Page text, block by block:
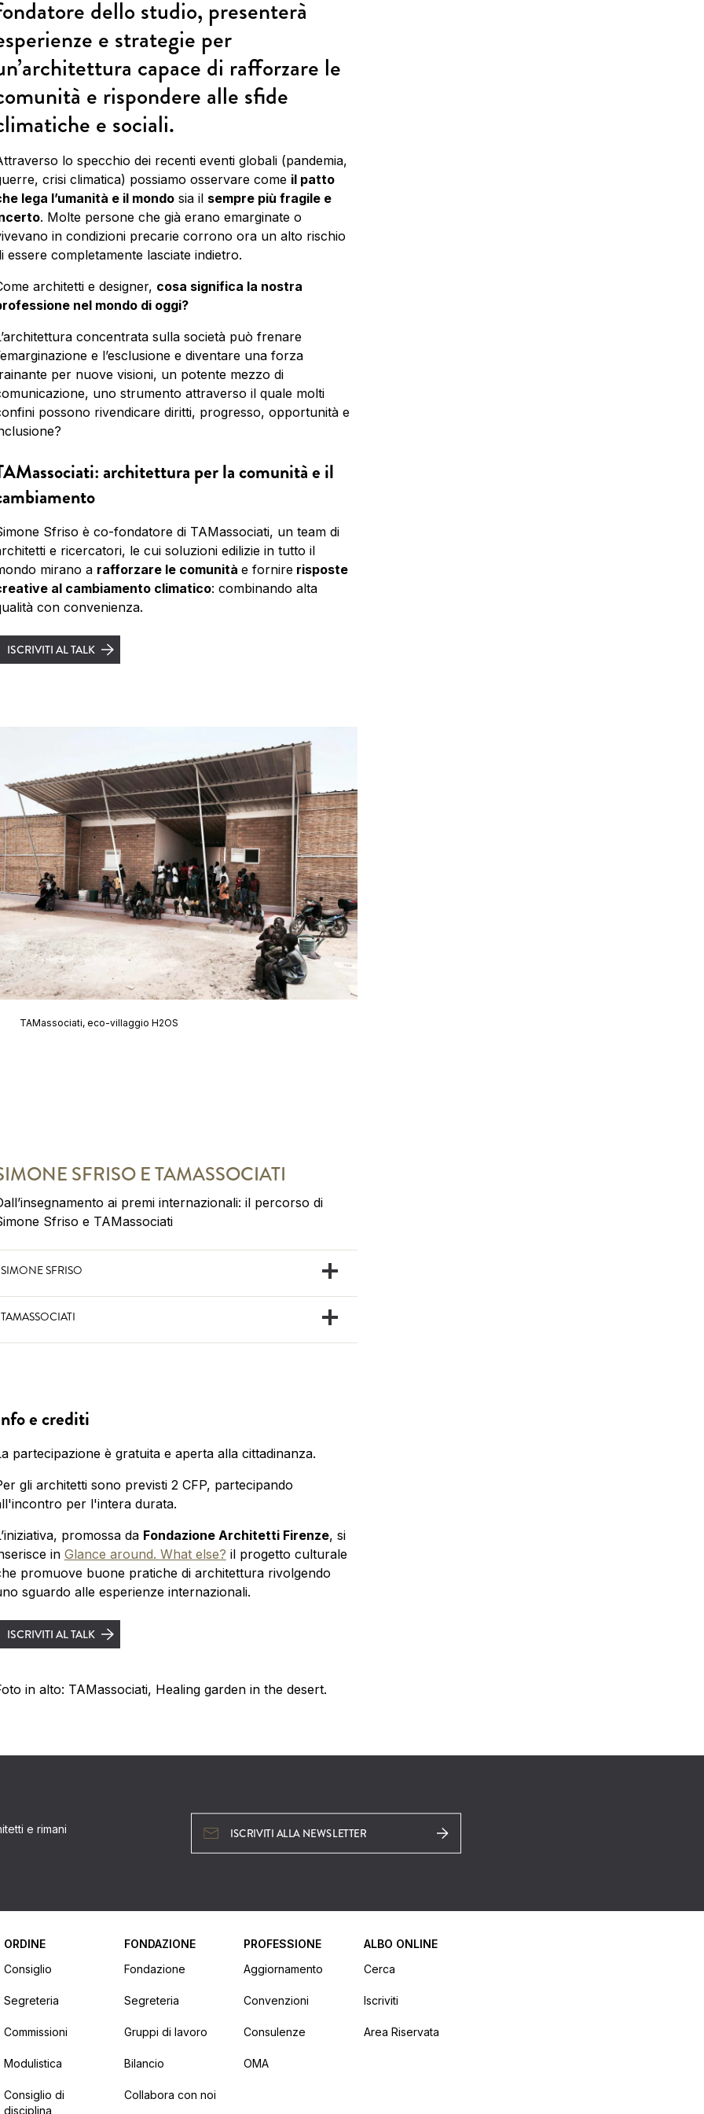
dello studio, presenterà
e strategie per
capace di rafforzare le
e rispondere alle sfide
e sociali.
lo specchio dei recenti eventi globali (pandemia,
crisi climatica) possiamo osservare come il patto
lega l’umanità e il mondosia il sempre più fragile e
. Molte persone che già erano emarginate o
in condizioni precarie corrono ora un alto rischio
essere completamente lasciate indietro.
architetti e designer, cosa significa la nostra
nel mondo di oggi?
concentrata sulla società può frenare
e l’esclusione e diventare una forza
per nuove visioni, un potente mezzo di
uno strumento attraverso il quale molti
possono rivendicare diritti, progresso, opportunità e
architettura per la comunità e il
Sfriso è co-fondatore di TAMassociati, un team di
e ricercatori, le cui soluzioni edilizie in tutto il
mirano a rafforzare le comunità e fornirerisposte
al cambiamento climatico: combinando alta
con convenienza.
ISCRIVITI AL TALK
TAMassociati, eco-villaggio H2OS
SFRISO E TAMASSOCIATI
ai premi internazionali: il percorso di
Sfriso e TAMassociati
SIMONE SFRISO
TAMASSOCIATI
e crediti
partecipazione è gratuita e aperta alla cittadinanza.
gli architetti sono previsti 2 CFP, partecipando
per l'intera durata.
promossa da Fondazione Architetti Firenze, si
in Glance around. What else? il progetto culturale
promuove buone pratiche di architettura rivolgendo
sguardo alle esperienze internazionali.
ISCRIVITI AL TALK
in alto: TAMassociati, Healing garden in the desert.
e rimani ISCRIVITI ALLA NEWSLETTER
ORDINE
Consiglio
Segreteria
Commissioni
Modulistica
Consiglio di
disciplina
FONDAZIONE
Fondazione
Segreteria
Gruppi di lavoro
Bilancio
Collabora con noi
PROFESSIONE
Aggiornamento
Convenzioni
Consulenze
OMA
ALBO ONLINE
Cerca
Iscriviti
Area Riservata